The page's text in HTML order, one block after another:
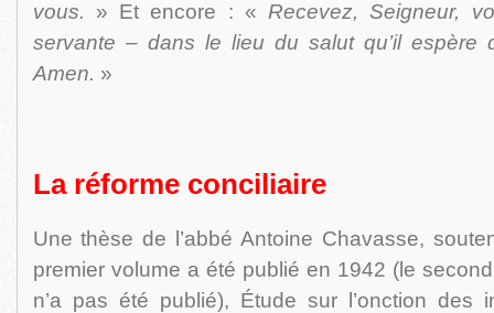
vous. » Et encore : « Recevez, Seigneur,
servante – dans le lieu du salut qu’il espère
Amen. »
La réforme conciliaire
Une thèse de l’abbé Antoine Chavasse,
premier volume a été publié en 1942 (le
n’a pas été publié), Étude sur l’onction des